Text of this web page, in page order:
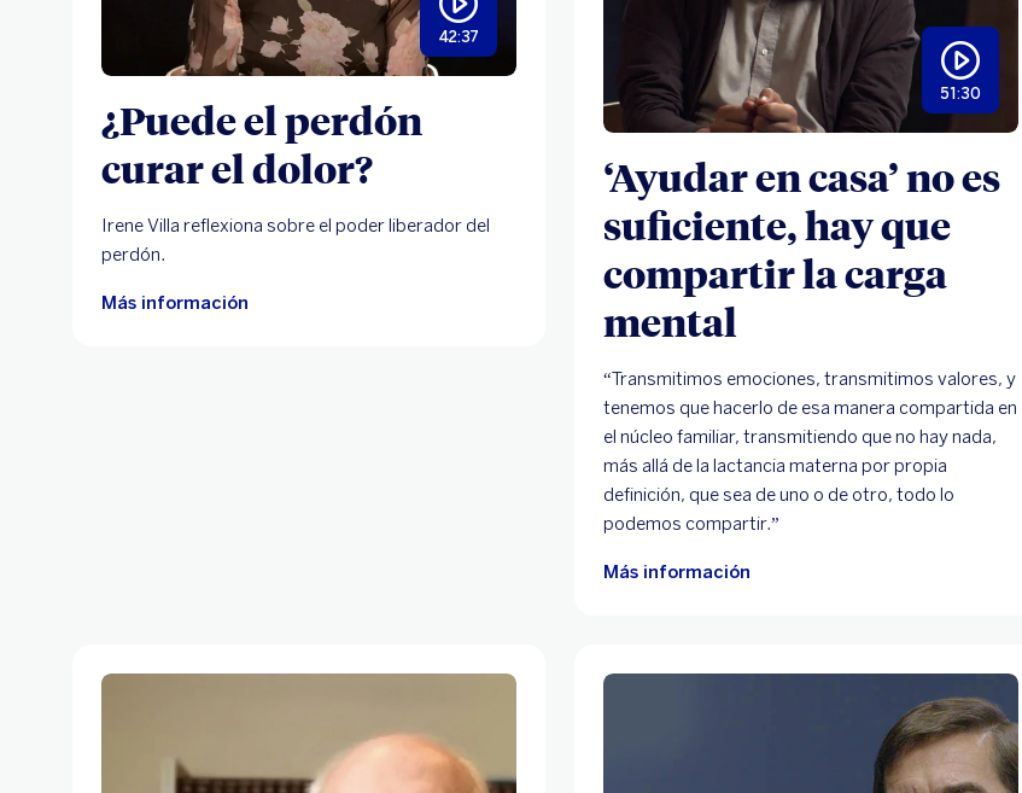
42:37
¿Puede el perdón
curar el dolor?
Irene Villa reflexiona sobre el poder liberador del
perdón.
Más información
51:30
‘Ayudar en casa’ no es
suficiente, hay que
compartir la carga
mental
“Transmitimos emociones, transmitimos valores, y
tenemos que hacerlo de esa manera compartida en
el núcleo familiar, transmitiendo que no hay nada,
más allá de la lactancia materna por propia
definición, que sea de uno o de otro, todo lo
podemos compartir.”
Más información